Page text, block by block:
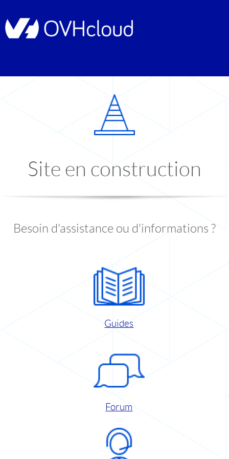
Site en construction
Besoin d'assistance ou d'informations ?
Guides
Forum